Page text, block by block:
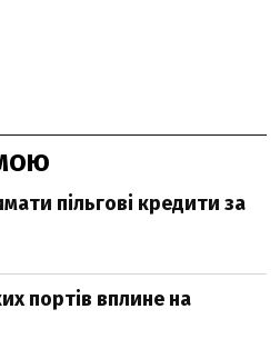
пільгові кредити за
портів вплине на